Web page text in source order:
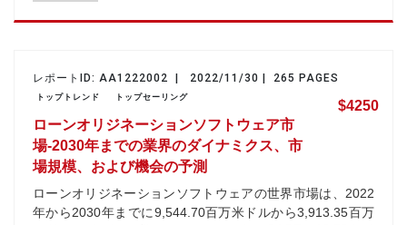
レポートID: AA1222002 | 2022/11/30 | 265 PAGES
トップトレンド トップセーリング
ローンオリジネーションソフトウェア市
場-2030年までの業界のダイナミクス、市
場規模、および機会の予測
$4250
ローンオリジネーションソフトウェアの世界市場は、2022
年から2030年までに9,544.70百万米ドルから3,913.35百万